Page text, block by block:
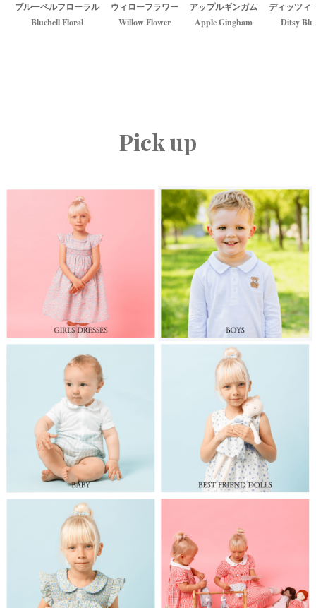
ブルーベルフローラル
Bluebell Floral
ウィローフラワー
Willow Flower
アップルギンガム
Apple Gingham
ディッツィ
Ditsy
Pick up